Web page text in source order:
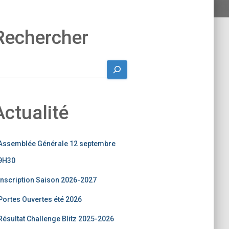
Générale 12 septembre
Inscription Saison 2026-2027
Ouvertes été 2026
Challenge Blitz 2025-2026